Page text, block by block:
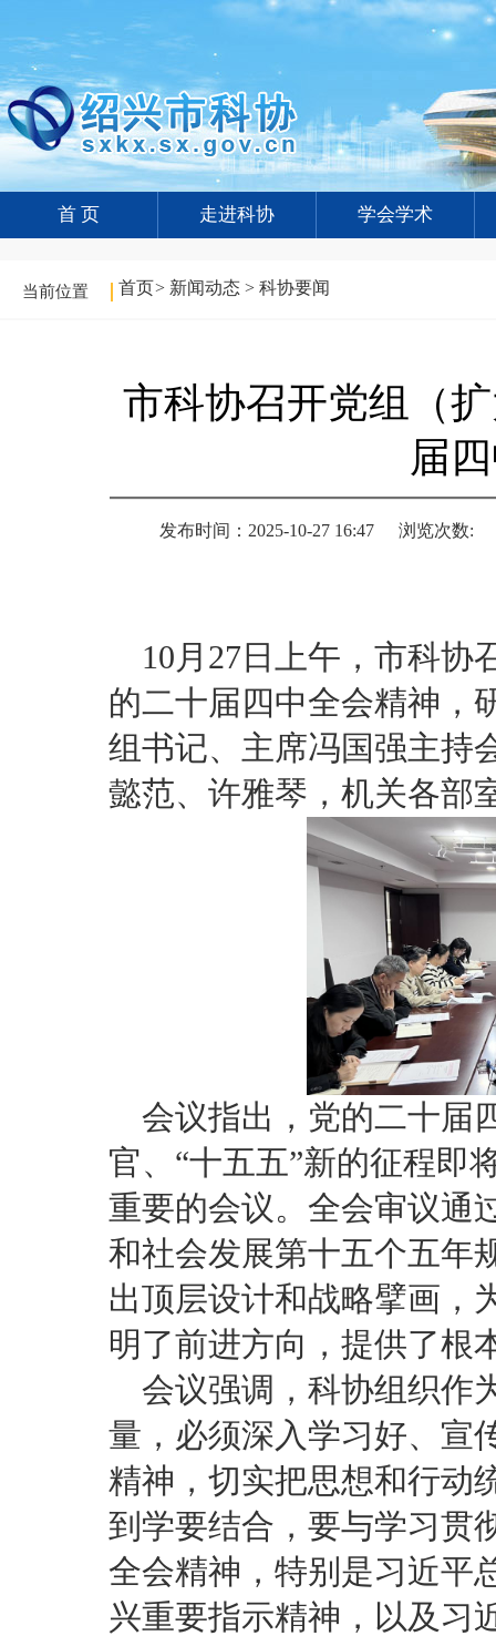
首 页 走进科协 学会学术
当前位置 首页> 新闻动态 > 科协要闻
市科协召开党组（
届
发布时间：2025-10-27 16:47 浏览次数:
10月27日上午，市科协
的二十届四中全会精神，
组书记、主席冯国强主持
懿范、许雅琴，机关各部
会议指出，党的二十届
官、“十五五”新的征程即
重要的会议。全会审议通
和社会发展第十五个五年
出顶层设计和战略擘画，
明了前进方向，提供了根
会议强调，科协组织作
量，必须深入学习好、宣
精神，切实把思想和行动
到学要结合，要与学习贯
全会精神，特别是习近平
兴重要指示精神，以及习